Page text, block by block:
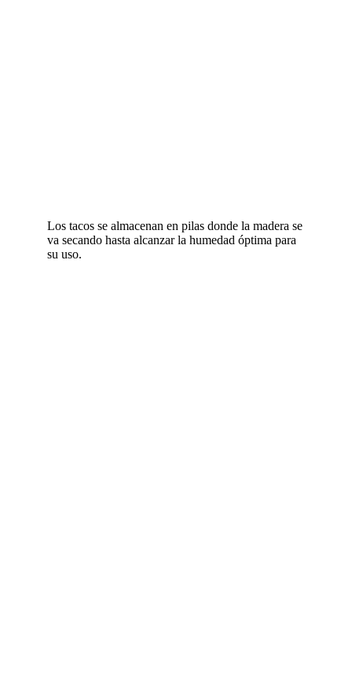
Los tacos se almacenan en pilas donde la madera se
va secando hasta alcanzar la humedad óptima para
su uso.